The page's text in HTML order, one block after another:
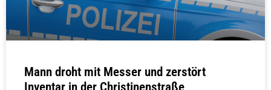
Mann droht mit Messer und zerstört